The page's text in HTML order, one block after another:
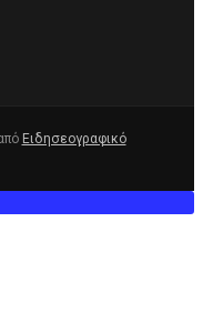
Ειδησεογραφικό